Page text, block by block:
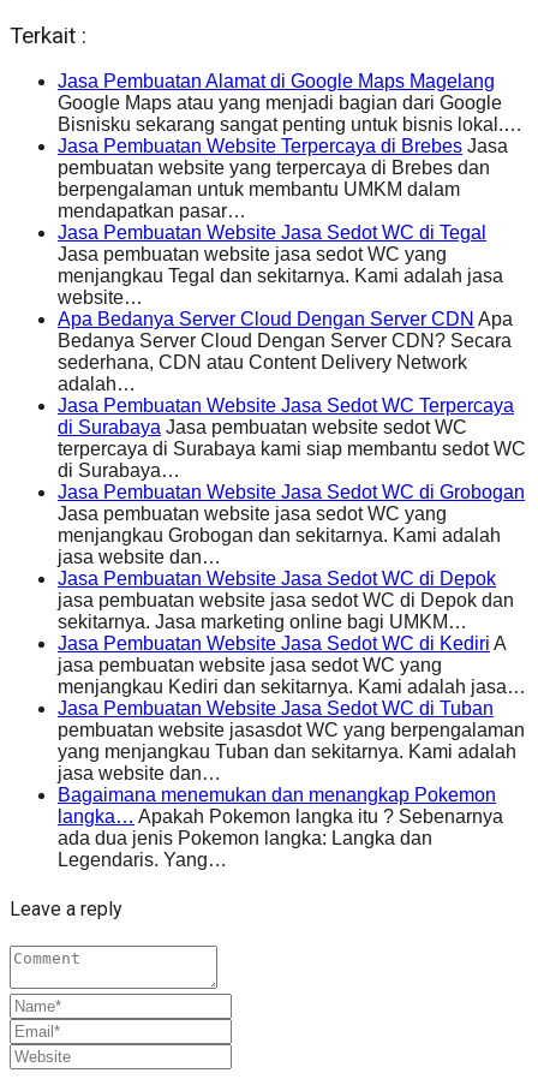
Terkait :
Jasa Pembuatan Alamat di Google Maps Magelang
Google Maps atau yang menjadi bagian dari Google
Bisnisku sekarang sangat penting untuk bisnis lokal.…
Jasa Pembuatan Website Terpercaya di Brebes Jasa
pembuatan website yang terpercaya di Brebes dan
berpengalaman untuk membantu UMKM dalam
mendapatkan pasar…
Jasa Pembuatan Website Jasa Sedot WC di Tegal
Jasa pembuatan website jasa sedot WC yang
menjangkau Tegal dan sekitarnya. Kami adalah jasa
website…
Apa Bedanya Server Cloud Dengan Server CDN Apa
Bedanya Server Cloud Dengan Server CDN? Secara
sederhana, CDN atau Content Delivery Network
adalah…
Jasa Pembuatan Website Jasa Sedot WC Terpercaya
di Surabaya Jasa pembuatan website sedot WC
terpercaya di Surabaya kami siap membantu sedot WC
di Surabaya…
Jasa Pembuatan Website Jasa Sedot WC di Grobogan
Jasa pembuatan website jasa sedot WC yang
menjangkau Grobogan dan sekitarnya. Kami adalah
jasa website dan…
Jasa Pembuatan Website Jasa Sedot WC di Depok
jasa pembuatan website jasa sedot WC di Depok dan
sekitarnya. Jasa marketing online bagi UMKM…
Jasa Pembuatan Website Jasa Sedot WC di Kediri A
jasa pembuatan website jasa sedot WC yang
menjangkau Kediri dan sekitarnya. Kami adalah jasa…
Jasa Pembuatan Website Jasa Sedot WC di Tuban
pembuatan website jasasdot WC yang berpengalaman
yang menjangkau Tuban dan sekitarnya. Kami adalah
jasa website dan…
Bagaimana menemukan dan menangkap Pokemon
langka… Apakah Pokemon langka itu ? Sebenarnya
ada dua jenis Pokemon langka: Langka dan
Legendaris. Yang…
Leave a reply